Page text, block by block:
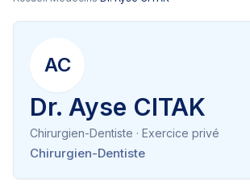
AC
Dr. Ayse CITAK
Chirurgien-Dentiste · Exercice privé
Chirurgien-Dentiste